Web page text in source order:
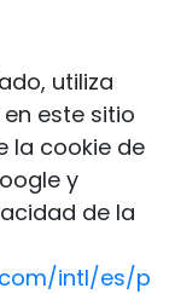
utiliza
este sitio
la cookie de
y
de la
intl/es/p